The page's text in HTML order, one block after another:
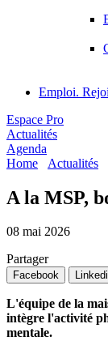
Emploi.
Espace Pro
Actualités
Agenda
Home
Actualités
A la MSP,
08 mai 2026
Partager
Facebook
L'équipe de la
intègre l'activité
mentale.